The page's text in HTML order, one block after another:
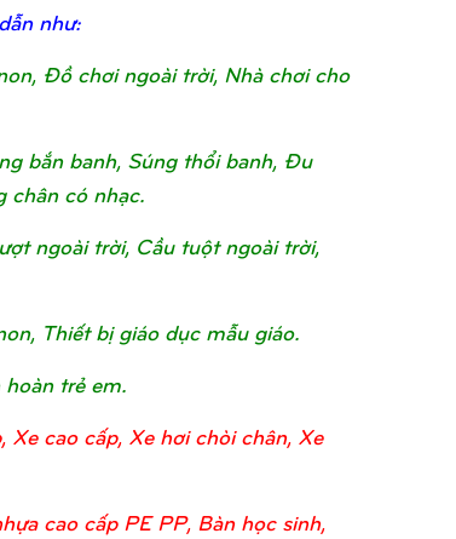
như:
Đồ chơi ngoài trời, Nhà chơi cho
bắn banh, Súng thổi banh, Đu
chân có nhạc.
ngoài trời, Cầu tuột ngoài trời,
Thiết bị giáo dục mẫu giáo.
trẻ em.
cao cấp, Xe hơi chòi chân, Xe
cao cấp PE PP, Bàn học sinh,